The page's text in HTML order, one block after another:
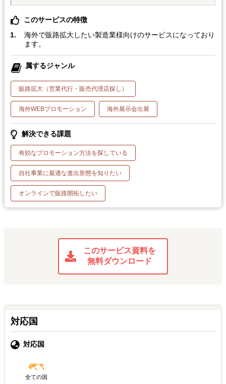
このサービスの特徴
海外で販路拡大したい製造業様向けのサービスになっており
ます。
属するジャンル
販路拡大（営業代行・販売代理店探し）
海外WEBプロモーション 海外展示会出展
解決できる課題
有効なプロモーション方法を探している
自社事業に最適な進出形態を知りたい
オンラインで販路開拓したい
このサービス資料を
無料ダウンロード
対応国
対応国
全ての国